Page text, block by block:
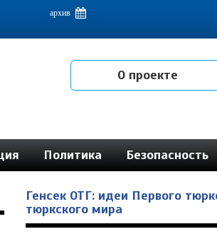
интеграции на постсоветском
архив
О проекте
Политика Безопасность
Генсек ОТГ: идеи Первого
тюркского мира